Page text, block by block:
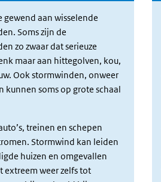
gewend aan wisselende
. Soms zijn de
zo zwaar dat serieuze
maar aan hittegolven, kou,
Ook stormwinden, onweer
kunnen soms op grote schaal
treinen en schepen
. Stormwind kan leiden
huizen en omgevallen
extreem weer zelfs tot